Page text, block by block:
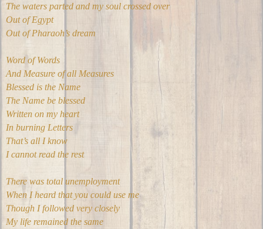
The waters parted and my soul crossed over
Out of Egypt
Out of Pharaoh’s dream
Word of Words
And Measure of all Measures
Blessed is the Name
The Name be blessed
Written on my heart
In burning Letters
That’s all I know
I cannot read the rest
There was total unemployment
When I heard that you could use me
Though I followed very closely
My life remained the same